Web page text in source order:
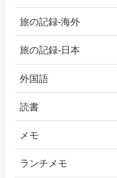
旅の記録-海外
旅の記録-日本
外国語
読書
メモ
ランチメモ